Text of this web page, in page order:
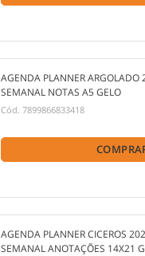
AGENDA PLANNER ARGOLADO
SEMANAL NOTAS A5 GELO
Cód. 7899866833418
AGENDA PLANNER CICEROS
SEMANAL ANOTAÇÕES 14X21